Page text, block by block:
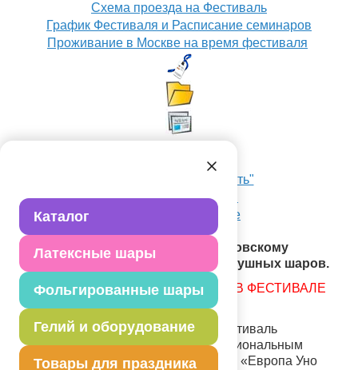
Каталог
Латексные шары
Фольгированные шары
Гелий и оборудование
Товары для праздника
Схема проезда на Фестиваль
График Фестиваля и Расписание семинаров
Проживание в Москве на время фестиваля
Хочу приехать как "Гость"
История Фестиваля
Пресса о фестивале
Стартовала подготовка к XIX Московскому
Международному Фестивалю воздушных шаров.
ВНИМАНИЕ! ЗАЯВКИ НА УЧАСТИЕ В ФЕСТИВАЛЕ
НЕ ПРИНИМАЮТСЯ!
XIX Московский Международный Фестиваль
воздушных шаров является профессиональным
мероприятием, организованным ЗАО «Европа Уно